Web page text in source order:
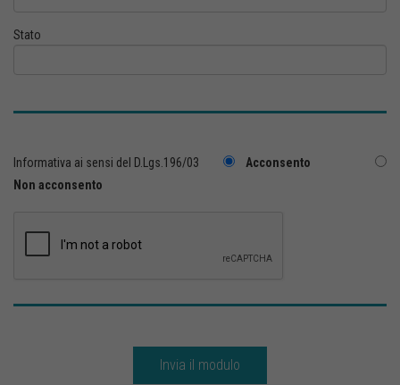
Stato
Informativa ai sensi del D.Lgs.196/03
Acconsento
Non acconsento
Invia il modulo